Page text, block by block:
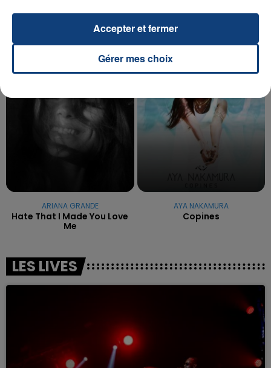
TITRES DIFFUSÉS
ARIANA GRANDE
Hate That I Made You Love
Me
AYA NAKAMURA
Copines
LES LIVES
Gérer mes choix
Accepter et fermer